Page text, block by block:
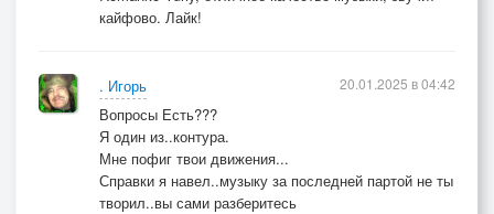
кайфово. Лайк!
. Игорь
Вопросы Есть???
Я один из..контура.
Мне пофиг твои движения...
Справки я навел..музыку за последней партой не ты
творил..вы сами разберитесь
20.01.2025 в 04:42